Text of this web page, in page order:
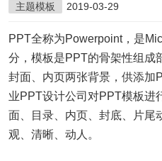
主题模板 2019-03-29
PPT全称为Powerpoint，是
分，模板是PPT的骨架性组成
封面、内页两张背景，供添加
业PPT设计公司对PPT模板进
面、目录、内页、封底、片尾
观、清晰、动人。